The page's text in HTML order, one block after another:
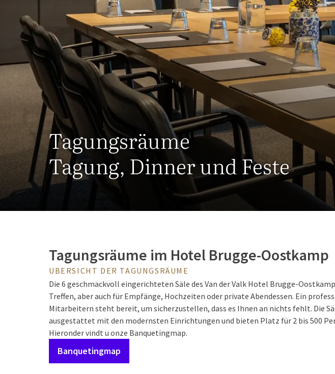
Tagungsräume
Tagung, Dinner und Feste
Tagungsräume im Hotel Brugge-Oostkamp
UBERSICHT DER TAGUNGSRÄUME
Die 6 geschmackvoll eingerichteten Säle des Van der Valk Hotel Brugge-
Treffen, aber auch für Empfänge, Hochzeiten oder private Abendessen. Ein
Mitarbeitern steht bereit, um sicherzustellen, dass es Ihnen an nichts fehlt. Die
ausgestattet mit den modernsten Einrichtungen und bieten Platz für 2 bis 500
Hieronder vindt u onze Banquetingmap.
Banquetingmap